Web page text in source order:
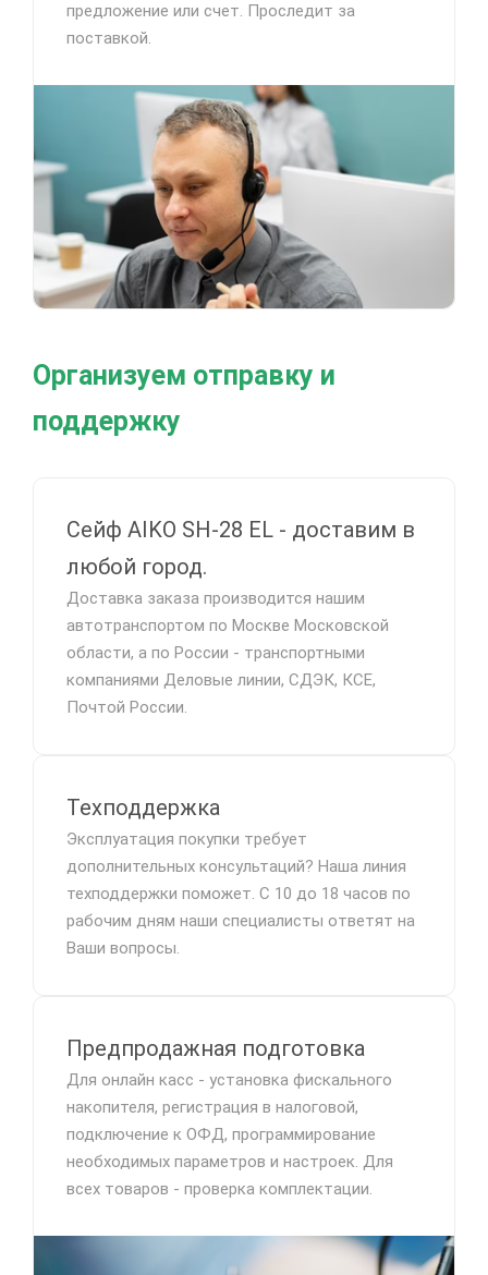
предложение или счет. Проследит за
поставкой.
Организуем отправку и
поддержку
Сейф AIKO SH-28 EL - доставим в
любой город.
Доставка заказа производится нашим
автотранспортом по Москве Московской
области, а по России - транспортными
компаниями Деловые линии, СДЭК, КСЕ,
Почтой России.
Техподдержка
Эксплуатация покупки требует
дополнительных консультаций? Наша линия
техподдержки поможет. С 10 до 18 часов по
рабочим дням наши специалисты ответят на
Ваши вопросы.
Предпродажная подготовка
Для онлайн касс - установка фискального
накопителя, регистрация в налоговой,
подключение к ОФД, программирование
необходимых параметров и настроек. Для
всех товаров - проверка комплектации.